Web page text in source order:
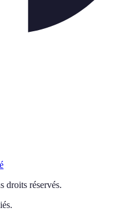
droits réservés.